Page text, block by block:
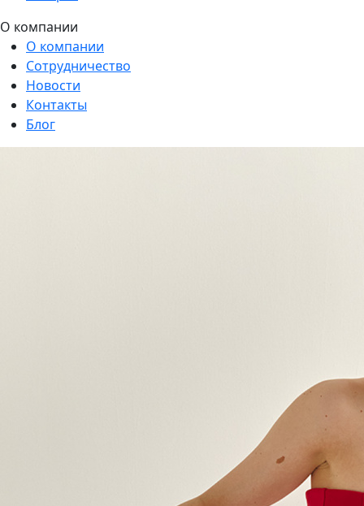
О компании
О компании
Сотрудничество
Новости
Контакты
Блог